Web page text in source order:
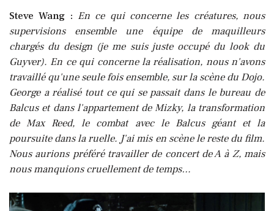
Steve Wang : En ce qui concerne les créatures, nous
supervisions ensemble une équipe de maquilleurs
chargés du design (je me suis juste occupé du look du
Guyver). En ce qui concerne la réalisation, nous n'avons
travaillé qu'une seule fois ensemble, sur la scène du Dojo.
George a réalisé tout ce qui se passait dans le bureau de
Balcus et dans l'appartement de Mizky, la transformation
de Max Reed, le combat avec le Balcus géant et la
poursuite dans la ruelle. J'ai mis en scène le reste du film.
Nous aurions préféré travailler de concert de A à Z, mais
nous manquions cruellement de temps…